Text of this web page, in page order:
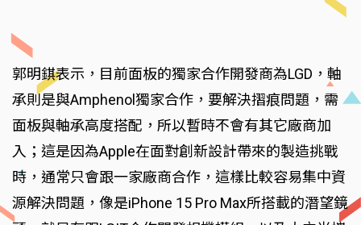
郭明錤表示，目前面板的獨家合作開發商為LGD，軸
承則是與Amphenol獨家合作，要解決摺痕問題，需
面板與軸承高度搭配，所以暫時不會有其它廠商加
入；這是因為Apple在面對創新設計帶來的製造挑戰
時，通常只會跟一家廠商合作，這樣比較容易集中資
源解決問題，像是iPhone 15 Pro Max所搭載的潛望鏡